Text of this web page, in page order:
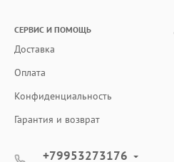
СЕРВИС И ПОМОЩЬ
Доставка
Оплата
Конфиденциальность
Гарантия и возврат
+79953273176